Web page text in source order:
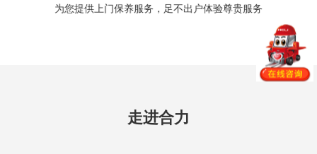
一键预约，为您提供上门实地考察及专业
走进合力